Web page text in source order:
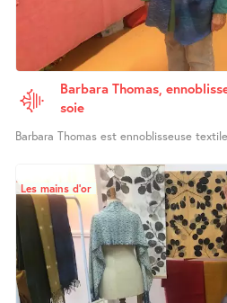
Barbara Thomas,
soie
Barbara Thomas est ennoblisseuse
Les mains d’or